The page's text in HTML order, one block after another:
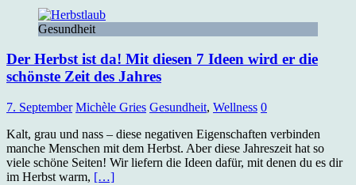
Gesundheit
Der Herbst ist da! Mit diesen 7 Ideen wird er die
schönste Zeit des Jahres
7. September Michèle Gries Gesundheit, Wellness 0
Kalt, grau und nass – diese negativen Eigenschaften verbinden
manche Menschen mit dem Herbst. Aber diese Jahreszeit hat so
viele schöne Seiten! Wir liefern die Ideen dafür, mit denen du es dir
im Herbst warm, […]